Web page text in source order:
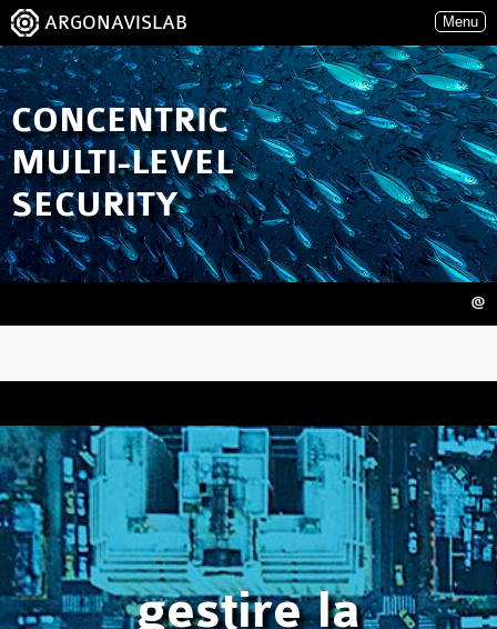
ARGONAVISLAB Menu
CONCENTRIC
MULTI-LEVEL
SECURITY
@
gestire la